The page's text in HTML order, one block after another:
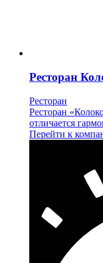
Ресторан
Ресторан
Ресторан
отличается
Перейти к